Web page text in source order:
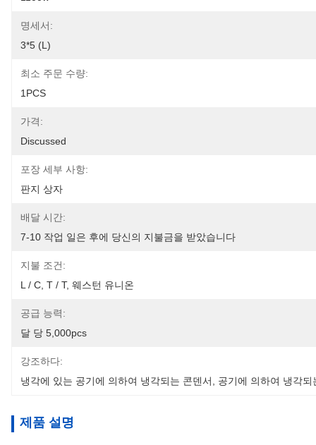
명세서:
3*5 (L)
최소 주문 수량:
1PCS
가격:
Discussed
포장 세부 사항:
판지 상자
배달 시간:
7-10 작업 일은 후에 당신의 지불금을 받았습니다
지불 조건:
L / C, T / T, 웨스턴 유니온
공급 능력:
달 당 5,000pcs
강조하다:
냉각에 있는 공기에 의하여 냉각되는 콘덴서
공기에 의하여 냉각되
제품 설명